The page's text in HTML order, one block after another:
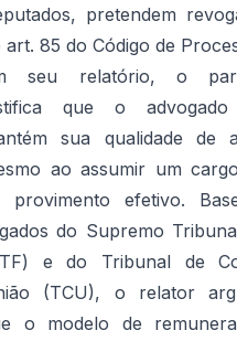
pretendem
art. 85 do Código de
seu relatório, o
que o advogado
sua qualidade de
ao assumir um
provimento efetivo.
do Supremo
e do Tribunal de
(TCU), o relator
o modelo de